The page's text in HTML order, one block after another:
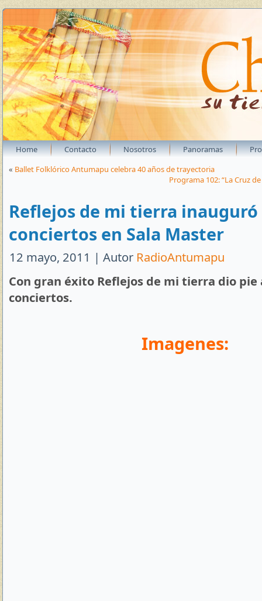
Home Contacto Nosotros Panoramas
« Ballet Folklórico Antumapu celebra 40 años de trayectoria
Programa 102: “La Cruz
Reflejos de mi tierra inauguró
conciertos en Sala Master
12 mayo, 2011 | Autor RadioAntumapu
Con gran éxito Reflejos de mi tierra dio pie
conciertos.
Imagenes: